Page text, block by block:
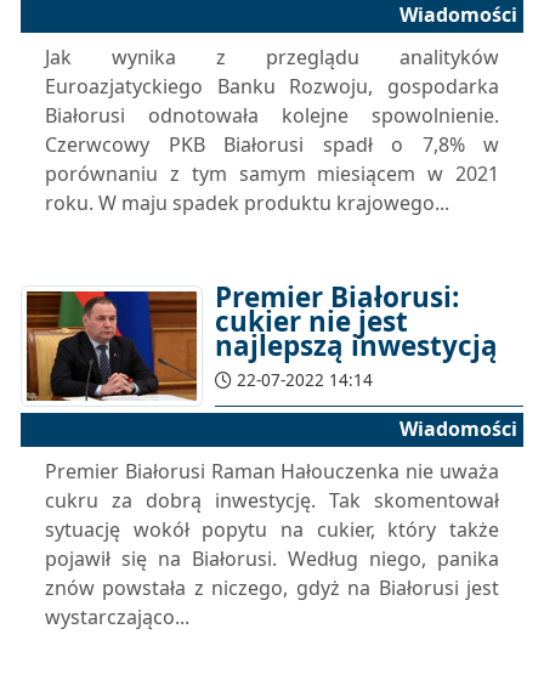
Wiadomości
Jak wynika z przeglądu analityków
Euroazjatyckiego Banku Rozwoju, gospodarka
Białorusi odnotowała kolejne spowolnienie.
Czerwcowy PKB Białorusi spadł o 7,8% w
porównaniu z tym samym miesiącem w 2021
roku. W maju spadek produktu krajowego...
Premier Białorusi:
cukier nie jest
najlepszą inwestycją
22-07-2022 14:14
Wiadomości
Premier Białorusi Raman Hałouczenka nie uważa
cukru za dobrą inwestycję. Tak skomentował
sytuację wokół popytu na cukier, który także
pojawił się na Białorusi. Według niego, panika
znów powstała z niczego, gdyż na Białorusi jest
wystarczająco...